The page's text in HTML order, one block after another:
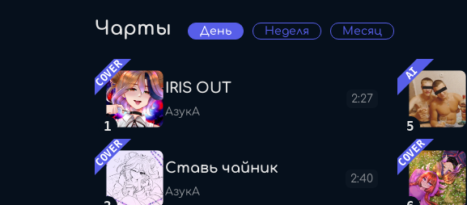
Чарты День Неделя Месяц
1
IRIS OUT
АзукА
2:27
COVER
Ставь чайник
АзукА
2:40
COVER
5
AI
COVER